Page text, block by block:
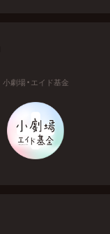
小劇場・エイド基金